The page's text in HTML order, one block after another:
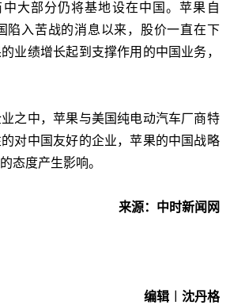
大部分仍将基地设在中国。苹果自
陷入苦战的消息以来，股价一直在下
业绩增长起到支撑作用的中国业务，
之中，苹果与美国纯电动汽车厂商特
对中国友好的企业，苹果的中国战略
态度产生影响。
来源：中时新闻网
编辑︱沈丹格